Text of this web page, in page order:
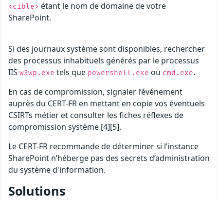
<cible> étant le nom de domaine de votre
SharePoint.
Si des journaux système sont disponibles, rechercher
des processus inhabituels générés par le processus
IIS w3wp.exe tels que powershell.exe ou cmd.exe.
En cas de compromission, signaler l’événement
auprès du CERT-FR en mettant en copie vos éventuels
CSIRTs métier et consulter les fiches réflexes de
compromission système [4][5].
Le CERT-FR recommande de déterminer si l’instance
SharePoint n’héberge pas des secrets d’administration
du système d'information.
Solutions